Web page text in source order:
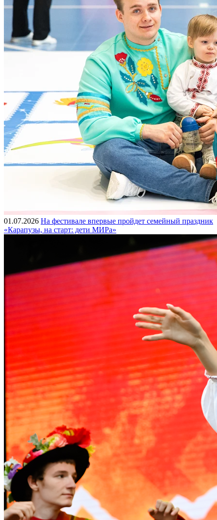
01.07.2026 На фестивале впервые пройдет семейный праздник
«Карапузы, на старт: дети МИРа»